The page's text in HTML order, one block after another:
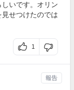
いです。オリン
せつけたのでは
1
報告